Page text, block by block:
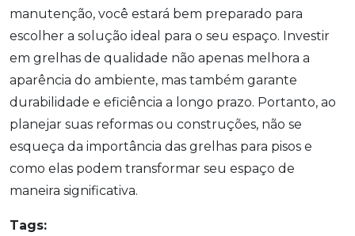
manutenção, você estará bem preparado para
escolher a solução ideal para o seu espaço. Investir
em grelhas de qualidade não apenas melhora a
aparência do ambiente, mas também garante
durabilidade e eficiência a longo prazo. Portanto, ao
planejar suas reformas ou construções, não se
esqueça da importância das grelhas para pisos e
como elas podem transformar seu espaço de
maneira significativa.
Tags: